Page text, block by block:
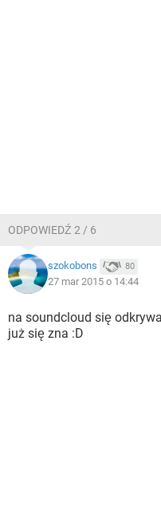
ODPOWIEDŹ 2 / 6
szokobons 80
27 mar 2015 o 14:44
na soundcloud się
już się zna :D